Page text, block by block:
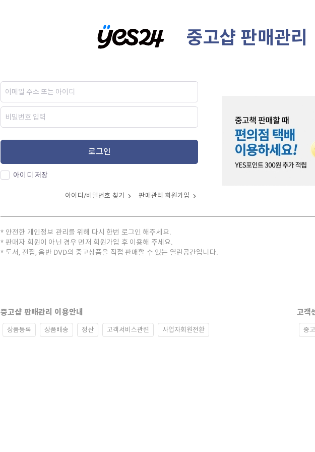
중고샵 판매관리
로그인
아이디 저장
아이디/비밀번호 찾기 판매관리 회원가입
안전한 개인정보 관리를 위해 다시 한번 로그인 해주세요.
판매자 회원이 아닌 경우 먼저 회원가입 후 이용해 주세요.
도서, 전집, 음반 DVD의 중고상품을 직접 판매할 수 있는 열린공간입니다.
중고샵 판매관리 이용안내
상품등록 상품배송 정산 고객서비스관련 사업자회원전환
고객
중